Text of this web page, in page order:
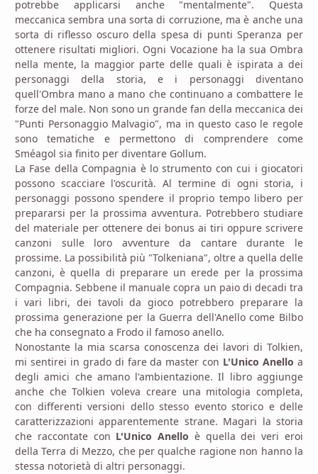
potrebbe applicarsi anche "mentalmente". Questa
meccanica sembra una sorta di corruzione, ma è anche una
sorta di riflesso oscuro della spesa di punti Speranza per
ottenere risultati migliori. Ogni Vocazione ha la sua Ombra
nella mente, la maggior parte delle quali è ispirata a dei
personaggi della storia, e i personaggi diventano
quell'Ombra mano a mano che continuano a combattere le
forze del male. Non sono un grande fan della meccanica dei
"Punti Personaggio Malvagio", ma in questo caso le regole
sono tematiche e permettono di comprendere come
Sméagol sia finito per diventare Gollum.
La Fase della Compagnia è lo strumento con cui i giocatori
possono scacciare l'oscurità. Al termine di ogni storia, i
personaggi possono spendere il proprio tempo libero per
prepararsi per la prossima avventura. Potrebbero studiare
del materiale per ottenere dei bonus ai tiri oppure scrivere
canzoni sulle loro avventure da cantare durante le
prossime. La possibilità più "Tolkeniana", oltre a quella delle
canzoni, è quella di preparare un erede per la prossima
Compagnia. Sebbene il manuale copra un paio di decadi tra
i vari libri, dei tavoli da gioco potrebbero preparare la
prossima generazione per la Guerra dell'Anello come Bilbo
che ha consegnato a Frodo il famoso anello.
Nonostante la mia scarsa conoscenza dei lavori di Tolkien,
mi sentirei in grado di fare da master con L'Unico Anello a
degli amici che amano l'ambientazione. Il libro aggiunge
anche che Tolkien voleva creare una mitologia completa,
con differenti versioni dello stesso evento storico e delle
caratterizzazioni apparentemente strane. Magari la storia
che raccontate con L'Unico Anello è quella dei veri eroi
della Terra di Mezzo, che per qualche ragione non hanno la
stessa notorietà di altri personaggi.